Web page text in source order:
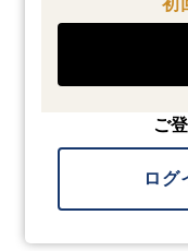
ご
ログ